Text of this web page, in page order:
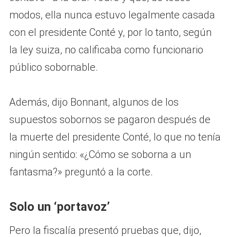
modos, ella nunca estuvo legalmente casada
con el presidente Conté y, por lo tanto, según
la ley suiza, no calificaba como funcionario
público sobornable.
Además, dijo Bonnant, algunos de los
supuestos sobornos se pagaron después de
la muerte del presidente Conté, lo que no tenía
ningún sentido: «¿Cómo se soborna a un
fantasma?» preguntó a la corte.
Solo un ‘portavoz’
Pero la fiscalía presentó pruebas que, dijo,